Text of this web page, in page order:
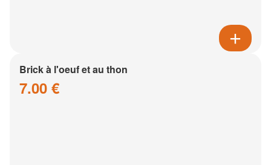
Brick à l'oeuf et au thon
7.00 €